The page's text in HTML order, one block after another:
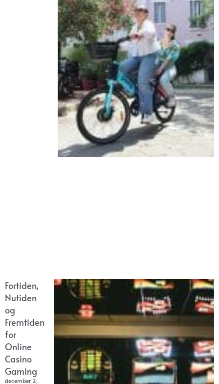
Fortiden,
Nutiden
og
Fremtiden
for
Online
Casino
Gaming
december 2,